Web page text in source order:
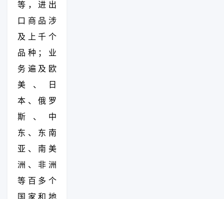
等，进出
口商品涉
及上千个
品种；业
务遍及欧
美、日
本、俄罗
斯、中
东、东南
亚、南美
洲、非洲
等百多个
国家和地